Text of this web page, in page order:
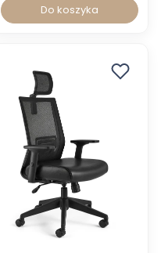
Do koszyka